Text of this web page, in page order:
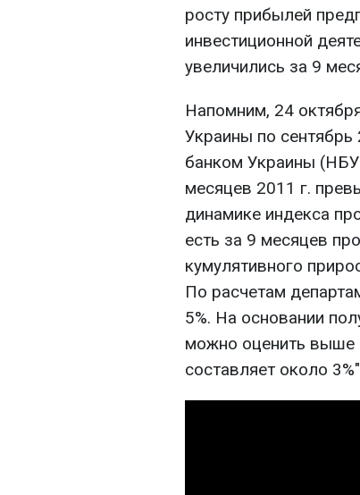
росту прибылей
инвестиционной
увеличились за 9
Напомним, 24
Украины по
банком Украины
месяцев 2011 г.
динамике индекса
есть за 9 месяцев
кумулятивного
По расчетам
5%. На основании
можно оценить выше
составляет около